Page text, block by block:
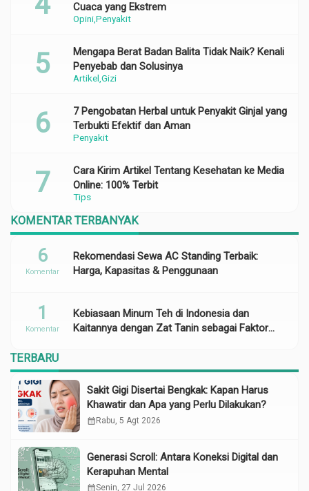
OpiniPenyakit
Cuaca yang Ekstrem
Artikel Gizi
Mengapa Berat Badan Balita Tidak Naik? Kenali
Penyebab dan Solusinya
Penyakit
7 Pengobatan Herbal untuk Penyakit Ginjal yang
Terbukti Efektif dan Aman
Tips
Cara Kirim Artikel Tentang Kesehatan ke Media
Online: 100% Terbit
KOMENTAR TERBANYAK
Rekomendasi Sewa AC Standing Terbaik:
Harga, Kapasitas & Penggunaan
6
Komentar
Kebiasaan Minum Teh di Indonesia dan
Kaitannya dengan Zat Tanin sebagai Faktor
1
Komentar
TERBARU
Sakit Gigi Disertai Bengkak: Kapan Harus
Khawatir dan Apa yang Perlu Dilakukan?
calendar_month Rabu, 5 Agt 2026
Generasi Scroll: Antara Koneksi Digital dan
Kerapuhan Mental
calendar_monthSenin, 27 Jul 2026